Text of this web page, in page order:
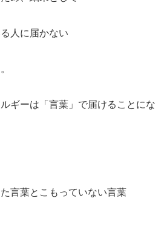
人に届かない
ギーは「言葉」で届けることにな
言葉とこもっていない言葉